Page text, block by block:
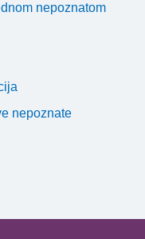
nepoznatom
nepoznate